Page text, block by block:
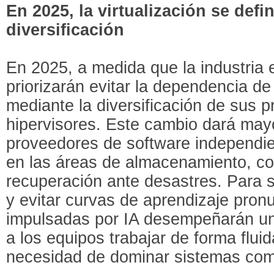
En 2025, la virtualización se
diversificación
En 2025, a medida que la industria
priorizarán evitar la dependencia
mediante la diversificación de sus
hipervisores. Este cambio dará
proveedores de software
en las áreas de almacenamiento,
recuperación ante desastres. Para
y evitar curvas de aprendizaje
impulsadas por IA desempeñarán
a los equipos trabajar de forma
necesidad de dominar sistemas